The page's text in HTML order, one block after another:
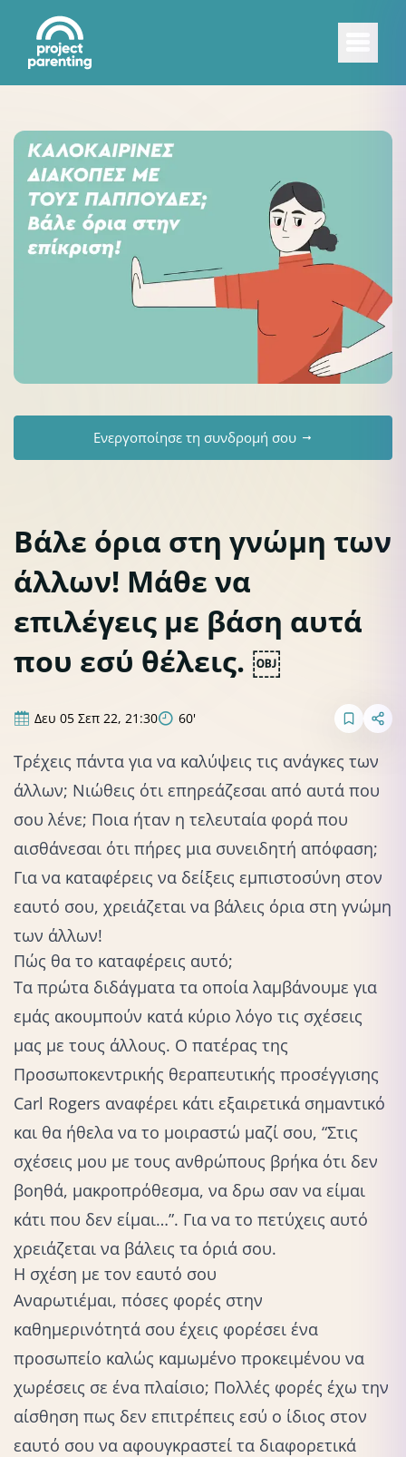
Ενεργοποίησε τη συνδρομή σου
Βάλε όρια στη γνώμη των
άλλων! Μάθε να
επιλέγεις με βάση αυτά
που εσύ θέλεις. ￼
Δευ 05 Σεπ 22, 21:30 60'
Τρέχεις πάντα για να καλύψεις τις ανάγκες των
άλλων; Νιώθεις ότι επηρεάζεσαι από αυτά που
σου λένε; Ποια ήταν η τελευταία φορά που
αισθάνεσαι ότι πήρες μια συνειδητή απόφαση;
Για να καταφέρεις να δείξεις εμπιστοσύνη στον
εαυτό σου, χρειάζεται να βάλεις όρια στη γνώμη
των άλλων!
Πώς θα το καταφέρεις αυτό;
Τα πρώτα διδάγματα τα οποία λαμβάνουμε για
εμάς ακουμπούν κατά κύριο λόγο τις σχέσεις
μας με τους άλλους. Ο πατέρας της
Προσωποκεντρικής θεραπευτικής προσέγγισης
Carl Rogers αναφέρει κάτι εξαιρετικά σημαντικό
και θα ήθελα να το μοιραστώ μαζί σου, “Στις
σχέσεις μου με τους ανθρώπους βρήκα ότι δεν
βοηθά, μακροπρόθεσμα, να δρω σαν να είμαι
κάτι που δεν είμαι…”. Για να το πετύχεις αυτό
χρειάζεται να βάλεις τα όριά σου.
Η σχέση με τον εαυτό σου
Αναρωτιέμαι, πόσες φορές στην
καθημερινότητά σου έχεις φορέσει ένα
προσωπείο καλώς καμωμένο προκειμένου να
χωρέσεις σε ένα πλαίσιο; Πολλές φορές έχω την
αίσθηση πως δεν επιτρέπεις εσύ ο ίδιος στον
εαυτό σου να αφουγκραστεί τα διαφορετικά